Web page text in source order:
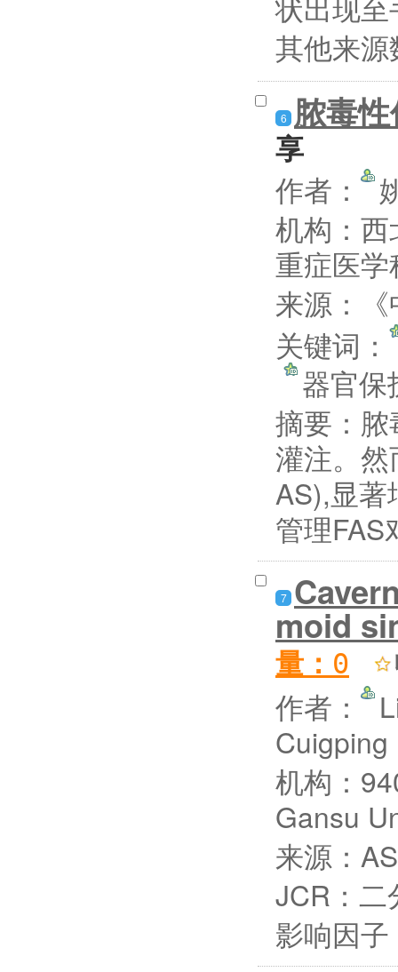
其他来
6 脓毒
享
作者：
机构：
重症医
来源：
关键词：
器官
摘要：
灌注。
AS),显著
管理FAS
7
moid
量： 0
作者：
Cuigping
机构：
Gansu
来源：
JCR：二
影响因